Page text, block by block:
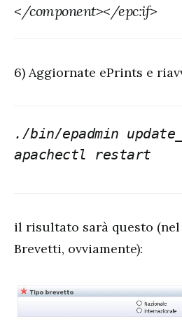
</component></epc:if>
6) Aggiornate ePrints e
./bin/epadmin
apachectl restart
il risultato sarà questo
Brevetti, ovviamente):